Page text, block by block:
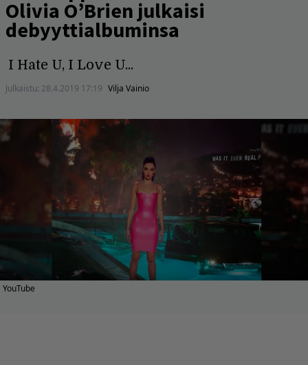
Olivia O’Brien julkaisi
debyyttialbuminsa
I Hate U, I Love U...
Julkaistu: 28.4.2019 17:19 Vilja Vainio
YouTube